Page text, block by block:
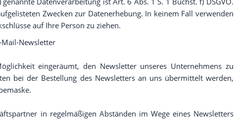
Zwecken zur Datenerhebung. In keinem Fall verwenden
auf Ihre Person zu ziehen.
Newsletter
eingeräumt, den Newsletter unseres Unternehmens zu
bei der Bestellung des Newsletters an uns übermittelt werden,
in regelmäßigen Abständen im Wege eines Newsletters